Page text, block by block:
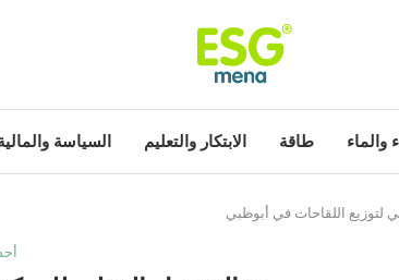
والماء طاقة الابتكار والتعليم السياسة
لتوزيع اللقاحات في أبوظبي